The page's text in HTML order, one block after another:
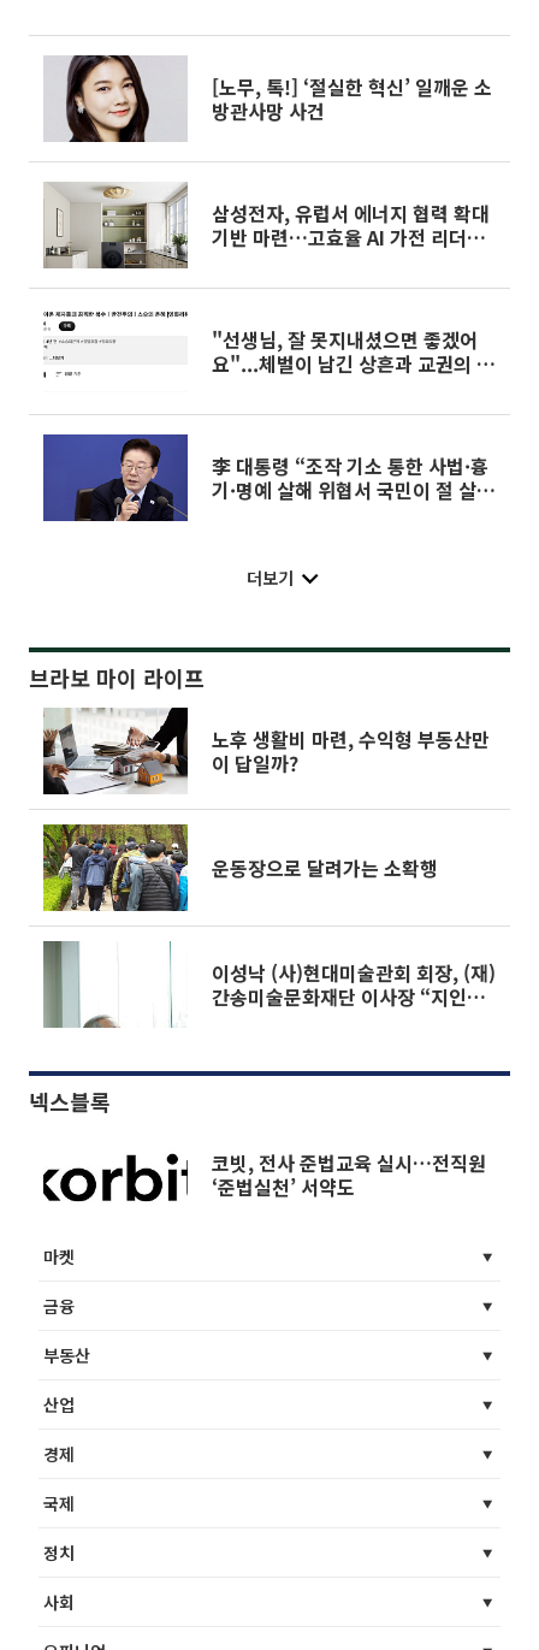
[노무, 톡!] ‘절실한 혁신’ 일깨운 소
방관사망 사건
삼성전자, 유럽서 에너지 협력 확대
기반 마련…고효율 AI 가전 리더십
"선생님, 잘 못지내셨으면 좋겠어
요"...체벌이 남긴 상흔과 교권의 붕
李 대통령 “조작 기소 통한 사법·흉
기·명예 살해 위협서 국민이 절 살
더보기
브라보 마이 라이프
노후 생활비 마련, 수익형 부동산만
이 답일까?
운동장으로 달려가는 소확행
이성낙 (사)현대미술관회 회장, (재)
간송미술문화재단 이사장 “지인들
넥스블록
코빗, 전사 준법교육 실시…전직원
‘준법실천’ 서약도
마켓
금융
부동산
산업
경제
국제
정치
사회